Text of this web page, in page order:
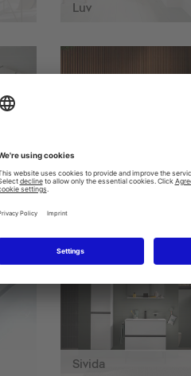
Luv
SensoWash® Classic
Sivida